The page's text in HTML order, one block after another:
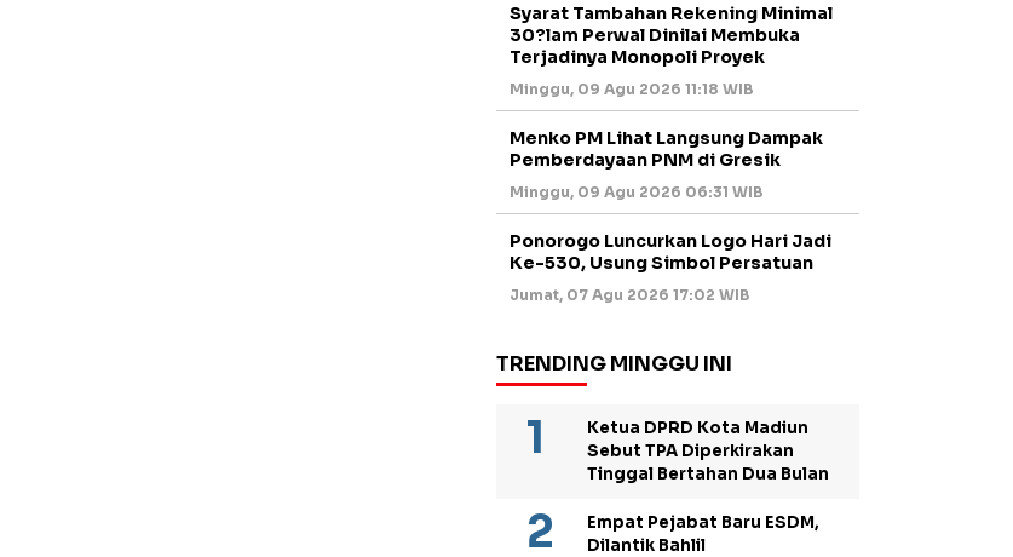
Syarat Tambahan Rekening Minimal
30?lam Perwal Dinilai Membuka
Terjadinya Monopoli Proyek
Minggu, 09 Agu 2026 11:18 WIB
Menko PM Lihat Langsung Dampak
Pemberdayaan PNM di Gresik
Minggu, 09 Agu 2026 06:31 WIB
Ponorogo Luncurkan Logo Hari Jadi
Ke-530, Usung Simbol Persatuan
Jumat, 07 Agu 2026 17:02 WIB
TRENDING MINGGU INI
Ketua DPRD Kota Madiun
Sebut TPA Diperkirakan
Tinggal Bertahan Dua Bulan
Empat Pejabat Baru ESDM,
Dilantik Bahlil